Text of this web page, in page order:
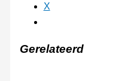
X
Gerelateerd